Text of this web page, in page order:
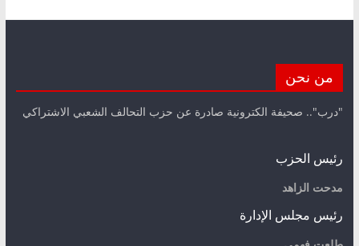
من نحن
"درب".. صحيفة الكترونية صادرة عن حزب التحالف الشعبي الاشتراكي
رئيس الحزب
مدحت الزاهد
رئيس مجلس الإدارة